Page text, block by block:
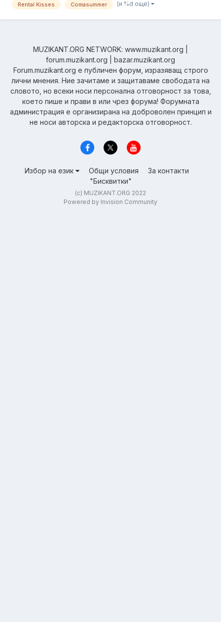
https://www.facebook.com/comasummer?
Rental Kisses Comasummer (и %d още)
MUZIKANT.ORG NETWORK: www.muzikant.org |
forum.muzikant.org | bazar.muzikant.org
Forum.muzikant.org е публичен форум, изразяващ строго
лични мнения. Ние зачитаме и защитаваме свободата на
словото, но всеки носи персонална отговорност за това,
което пише и прави в или чрез форума! Форумната
администрация е организирана на доброволен принцип и
не носи авторска и редакторска отговорност.
Избор на език Общи условия
За контакти
"Бисквитки"
(c) MUZIKANT.ORG 2022
Powered by Invision Community